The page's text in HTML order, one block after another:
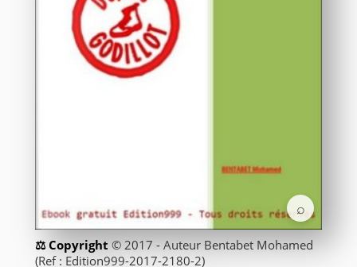
⌕
© 2017 - Auteur Bentabet Mohamed
(Ref : Edition999-2017-2180-2)